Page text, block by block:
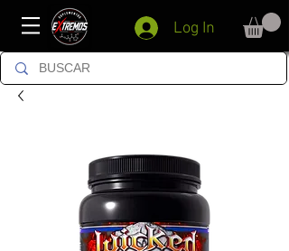
Log In